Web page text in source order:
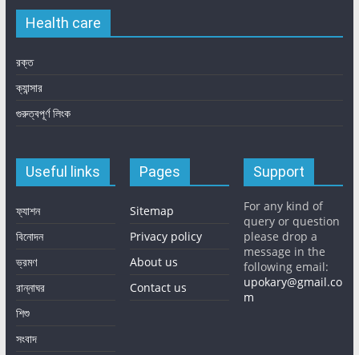
Health care
রক্ত
ক্যান্সার
গুরুত্বপূর্ণ লিংক
Useful links
ফ্যাশন
বিনোদন
ভ্রমণ
রান্নাঘর
শিশু
সংবাদ
Pages
Sitemap
Privacy policy
About us
Contact us
Support
For any kind of
query or question
please drop a
message in the
following email:
upokary@gmail.co
m